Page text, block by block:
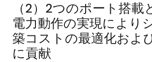
（2）2つのポート搭載
電力動作の実現により
築コストの最適化およ
に貢献